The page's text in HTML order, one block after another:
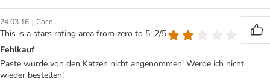
24.03.16 | Coco
This is a stars rating area from zero to 5: 2/5
Fehlkauf
Paste wurde von den Katzen nicht angenommen! Werde ich nicht
wieder bestellen!